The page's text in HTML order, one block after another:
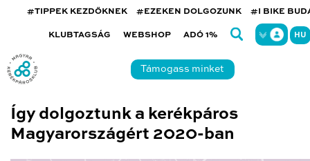
#TIPPEK KEZDŐKNEK #EZEKEN DOLGOZUNK #I BIKE
KLUBTAGSÁG WEBSHOP ADÓ 1% HU
Támogass minket
Így dolgoztunk a kerékpáros
Magyarországért 2020-ban